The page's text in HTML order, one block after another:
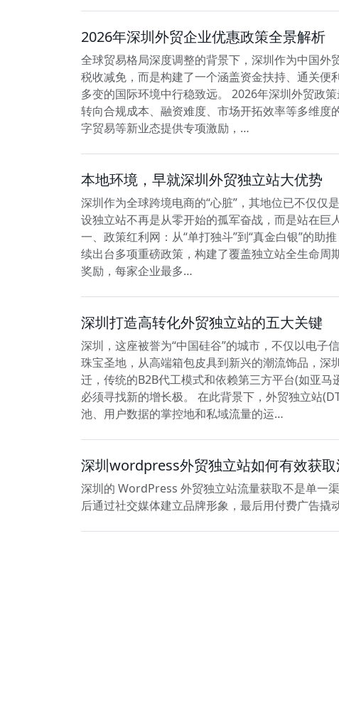
2026年深圳外贸企业优惠政策全景解析
全球贸易格局深度调整的背景下，深圳作为中国外
税收减免，而是构建了一个涵盖资金扶持、通关
多变的国际环境中行稳致远。 2026年深圳外贸政
转向合规成本、融资难度、市场开拓效率等多维度
字贸易等新业态提供专项激励，…
本地环境，早就深圳外贸独立站大优势
深圳作为全球跨境电商的“心脏”，其地位已不仅
设独立站不再是从零开始的孤军奋战，而是站在巨
一、政策红利网：从“单打独斗”到“真金白银”的
续出台多项重磅政策，构建了覆盖独立站全生命
奖励，每家企业最多…
深圳打造高转化外贸独立站的五大关键
深圳，这座被誉为“中国硅谷”的城市，不仅以电
珠宝圣地，从高端箱包皮具到新兴的潮流饰品，
迁，传统的B2B代工模式和依赖第三方平台(如亚
必须寻找新的增长极。 在此背景下，外贸独立站
池、用户数据的掌控地和私域流量的运…
深圳wordpress外贸独立站如何有效获
深圳的 WordPress 外贸独立站流量获取不是单一
后通过社交媒体建立品牌形象，最后用付费广告撬